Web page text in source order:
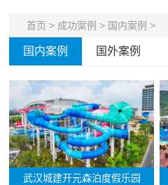
首页 > 成功案例 > 国内案例 >
国内案例 国外案例
武汉城建开元森泊度假乐园